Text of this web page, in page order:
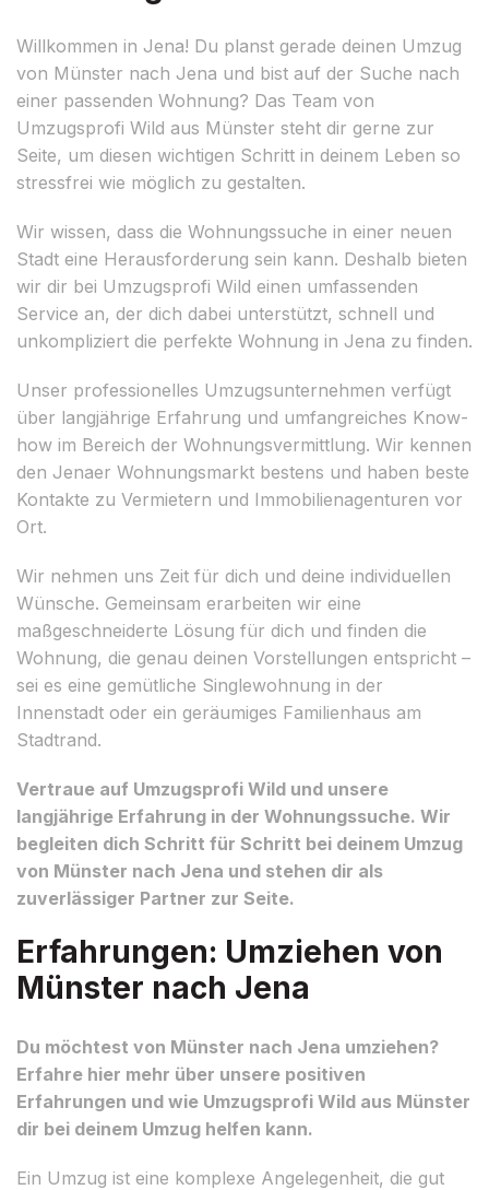
Willkommen in Jena! Du planst gerade deinen Umzug
von Münster nach Jena und bist auf der Suche nach
einer passenden Wohnung? Das Team von
Umzugsprofi Wild aus Münster steht dir gerne zur
Seite, um diesen wichtigen Schritt in deinem Leben so
stressfrei wie möglich zu gestalten.
Wir wissen, dass die Wohnungssuche in einer neuen
Stadt eine Herausforderung sein kann. Deshalb bieten
wir dir bei Umzugsprofi Wild einen umfassenden
Service an, der dich dabei unterstützt, schnell und
unkompliziert die perfekte Wohnung in Jena zu finden.
Unser professionelles Umzugsunternehmen verfügt
über langjährige Erfahrung und umfangreiches Know-
how im Bereich der Wohnungsvermittlung. Wir kennen
den Jenaer Wohnungsmarkt bestens und haben beste
Kontakte zu Vermietern und Immobilienagenturen vor
Ort.
Wir nehmen uns Zeit für dich und deine individuellen
Wünsche. Gemeinsam erarbeiten wir eine
maßgeschneiderte Lösung für dich und finden die
Wohnung, die genau deinen Vorstellungen entspricht –
sei es eine gemütliche Singlewohnung in der
Innenstadt oder ein geräumiges Familienhaus am
Stadtrand.
Vertraue auf Umzugsprofi Wild und unsere
langjährige Erfahrung in der Wohnungssuche. Wir
begleiten dich Schritt für Schritt bei deinem Umzug
von Münster nach Jena und stehen dir als
zuverlässiger Partner zur Seite.
Erfahrungen: Umziehen von
Münster nach Jena
Du möchtest von Münster nach Jena umziehen?
Erfahre hier mehr über unsere positiven
Erfahrungen und wie Umzugsprofi Wild aus Münster
dir bei deinem Umzug helfen kann.
Ein Umzug ist eine komplexe Angelegenheit, die gut